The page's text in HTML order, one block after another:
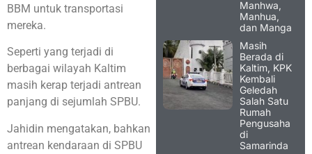
BBM untuk transportasi
mereka.
Seperti yang terjadi di
berbagai wilayah Kaltim
masih kerap terjadi antrean
panjang di sejumlah SPBU.
Jahidin mengatakan, bahkan
antrean kendaraan di SPBU
Manhwa,
Manhua,
dan Manga
Masih
Berada di
Kaltim, KPK
Kembali
Geledah
Salah Satu
Rumah
Pengusaha
di
Samarinda